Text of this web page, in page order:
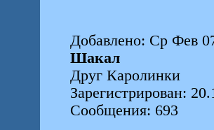
Добавлено: Ср Фев
Шакал
Друг Каролинки
Зарегистрирован:
Сообщения: 693